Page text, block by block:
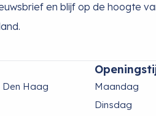
en blijf op de hoogte
Den Haag
Maandag
Dinsdag